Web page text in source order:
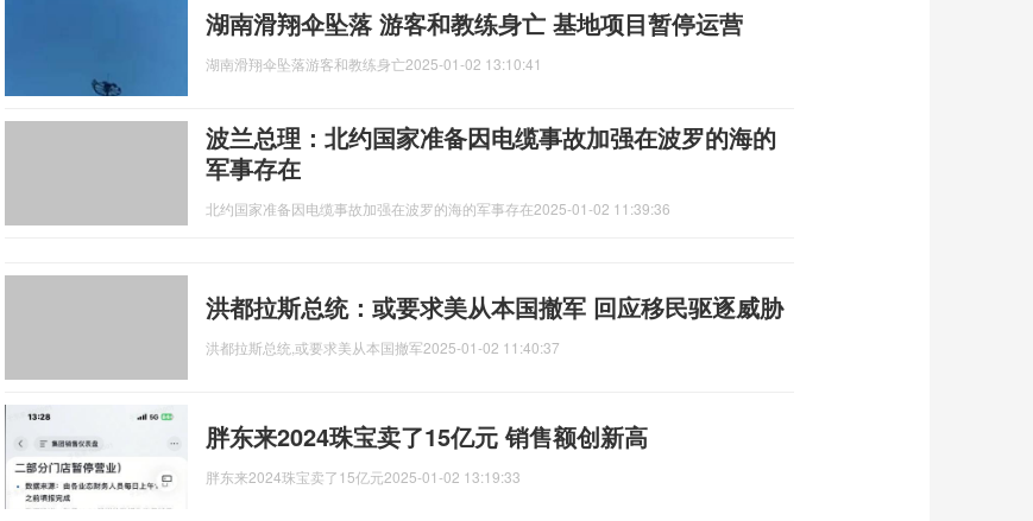
湖南滑翔伞坠落 游客和教练身亡 基地项目暂停运营
湖南滑翔伞坠落游客和教练身亡2025-01-02 13:10:41
波兰总理：北约国家准备因电缆事故加强在波罗的海的
军事存在
北约国家准备因电缆事故加强在波罗的海的军事存在2025-01-02 11:39:36
洪都拉斯总统：或要求美从本国撤军 回应移民驱逐威胁
洪都拉斯总统,或要求美从本国撤军2025-01-02 11:40:37
胖东来2024珠宝卖了15亿元 销售额创新高
胖东来2024珠宝卖了15亿元2025-01-02 13:19:33